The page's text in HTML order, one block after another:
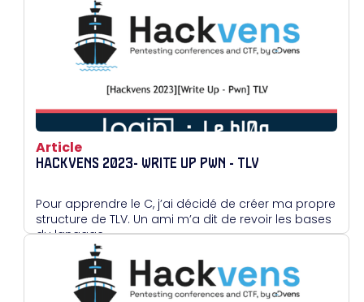
Article
HACKVENS 2023- WRITE UP PWN - TLV
Pour apprendre le C, j’ai décidé de créer ma propre
structure de TLV. Un ami m’a dit de revoir les bases
du langage…